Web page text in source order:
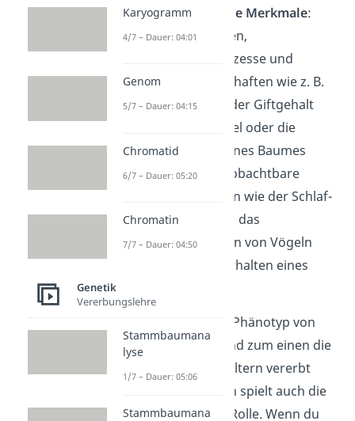
🩺 Physiologische Merkmale:
innere Funktionen,
Stoffwechselprozesse und
zelluläre Eigenschaften wie z. B.
die Blutgruppe, der Giftgehalt
einer Brennnessel oder die
Frostresistenz eines Baumes
✋ Verhalten
: beobachtbare
Verhaltensweisen wie der Schlaf-
Wach-Rhythmus, das
Nestbauverhalten von Vögeln
oder das Jagdverhalten eines
Bestimmt wird dein Phänotyp von
zwei Dingen: Das sind zum einen die
Gene, die dir deine Eltern vererbt
haben. Zum anderen spielt auch die
Umwelt eine große Rolle. Wenn du
Karyogramm
4/7 – Dauer: 04:01
Genom
5/7 – Dauer: 04:15
Chromatid
6/7 – Dauer: 05:20
Chromatin
7/7 – Dauer: 04:50
Genetik
Vererbungslehre
Stammbaumana
lyse
1/7 – Dauer: 05:06
Stammbaumana